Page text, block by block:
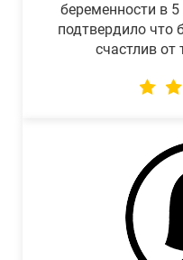
беременности в
подтвердило
счастлив